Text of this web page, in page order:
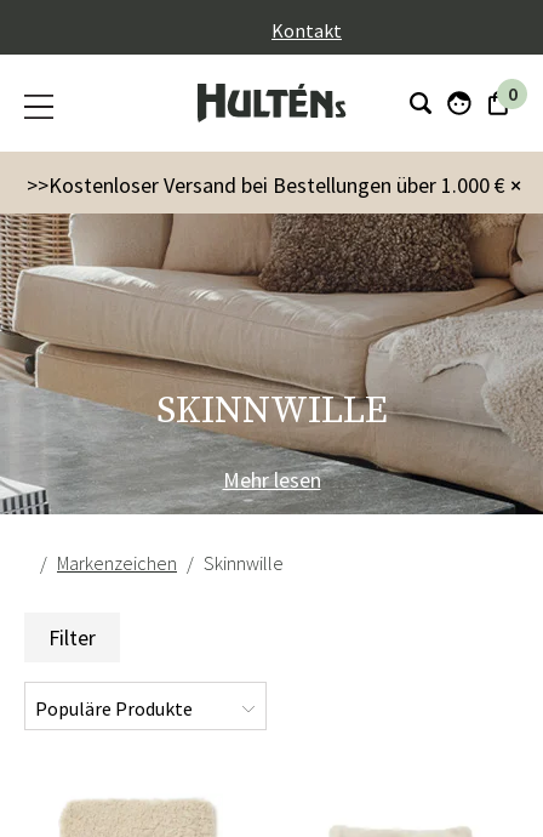
Kontakt
0
×
>>Kostenloser Versand bei Bestellungen über 1.000 €
SKINNWILLE
Mehr lesen
Markenzeichen Skinnwille
Filter